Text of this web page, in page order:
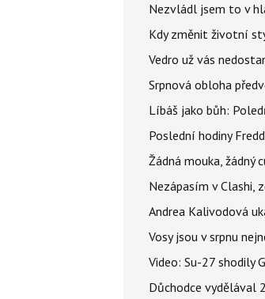
Nezvládl jsem to v
Kdy změnit životní
Vedro už vás
Srpnová obloha
Líbáš jako bůh:
Poslední hodiny
Žádná mouka, žádný
Nezápasím v Clashi,
Andrea Kalivodová
Vosy jsou v srpnu
Video: Su-27 shodily
Důchodce vydělával